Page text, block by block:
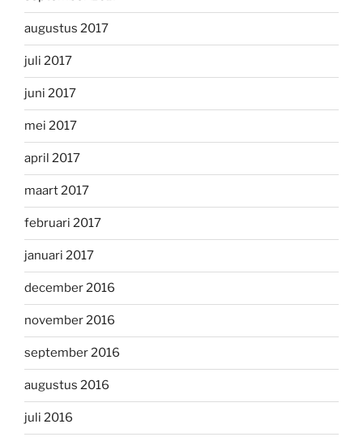
augustus 2017
juli 2017
juni 2017
mei 2017
april 2017
maart 2017
februari 2017
januari 2017
december 2016
november 2016
september 2016
augustus 2016
juli 2016